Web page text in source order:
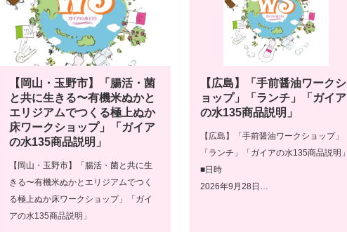
【岡山・玉野市】「腸活・菌
と共に生きる〜有機米ぬかと
エリジアムでつくる極上ぬか
床ワークショップ」「ガイア
の水135商品説明」
【岡山・玉野市】「腸活・菌と共に生
きる〜有機米ぬかとエリジアムでつく
る極上ぬか床ワークショップ」「ガイ
アの水135商品説明」
【広島】「手前醤油ワークシ
ョップ」「ランチ」「ガイア
の水135商品説明」
【広島】「手前醤油ワークショップ」
「ランチ」「ガイアの水135商品説明」
■日時
2026年9月28日…